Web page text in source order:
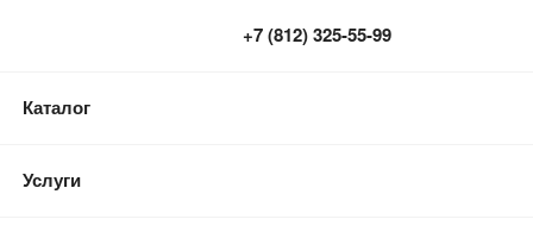
+7 (812) 325-55-99
Каталог
Услуги